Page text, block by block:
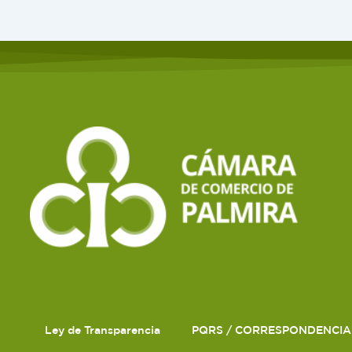
Ley de Transparencia PQRS / CORRESPONDENCIA